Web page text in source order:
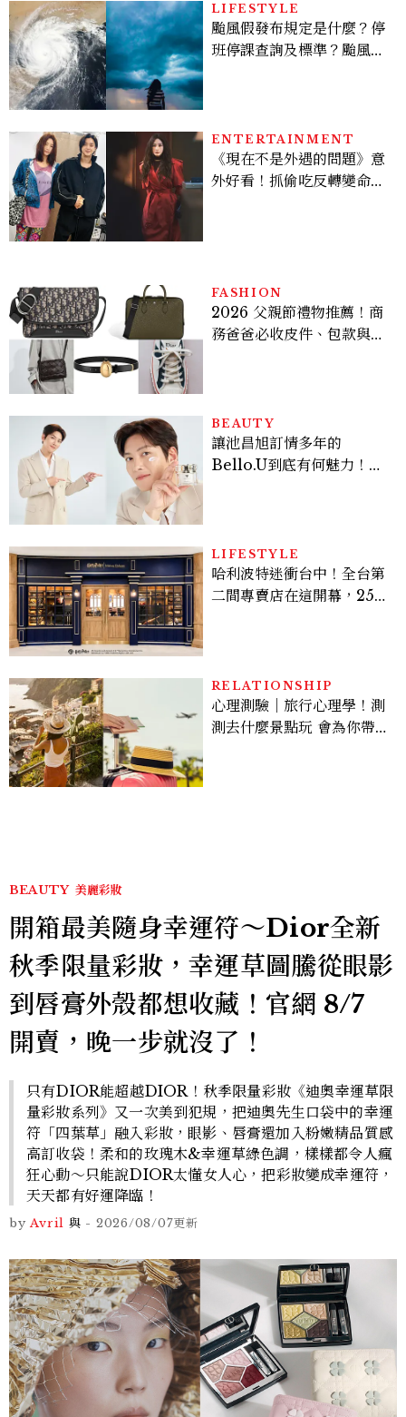
LIFESTYLE
颱風假發布規定是什麼？停
班停課查詢及標準？颱風假
ENTERTAINMENT
《現在不是外遇的問題》意
外好看！抓偷吃反轉變命
FASHION
2026 父親節禮物推薦！商
務爸爸必收皮件、包款與鞋
BEAUTY
讓池昌旭訂情多年的
Bello.U到底有何魅力！揭
倦感，超神！
LIFESTYLE
哈利波特迷衝台中！全台第
二間專賣店在這開幕，25週
RELATIONSHIP
心理測驗｜旅行心理學！測
測去什麼景點玩 會為你帶來
BEAUTY 美麗彩妝
開箱最美隨身幸運符～Dior全新
秋季限量彩妝，幸運草圖騰從眼影
到唇膏外殼都想收藏！官網 8/7
開賣，晚一步就沒了！
只有DIOR能超越DIOR！秋季限量彩妝《迪奧幸運草限
量彩妝系列》又一次美到犯規，把迪奧先生口袋中的幸運
符「四葉草」融入彩妝，眼影、唇膏還加入粉嫩精品質感
高訂收袋！柔和的玫瑰木&幸運草綠色調，樣樣都令人瘋
狂心動～只能說DIOR太懂女人心，把彩妝變成幸運符，
天天都有好運降臨！
by Avril 與 - 2026/08/07更新